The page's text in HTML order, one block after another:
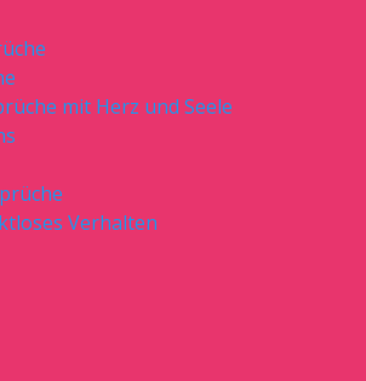
mit Herz und Seele
Verhalten